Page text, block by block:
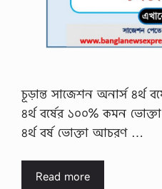
চূড়ান্ত সাজেশন অনার্স ৪র্থ
৪র্থ বর্ষের ১০০% কমন
৪র্থ বর্ষ ভোক্তা আচরণ …
Read more